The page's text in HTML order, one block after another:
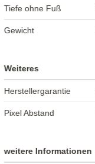
Tiefe ohne Fuß
Gewicht
Weiteres
Herstellergarantie
Pixel Abstand
weitere Informationen